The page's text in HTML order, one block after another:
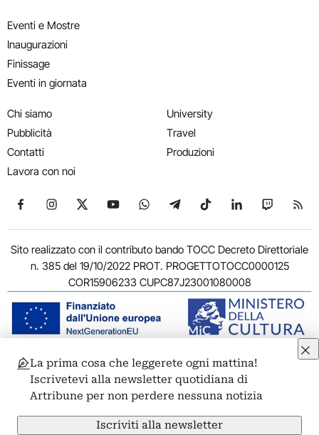
Eventi e Mostre
Inaugurazioni
Finissage
Eventi in giornata
Chi siamo
Pubblicità
Contatti
Lavora con noi
University
Travel
Produzioni
Seguici su Facebook
Seguici su Instagram
Seguici su X
Seguici su YouTube
Seguici su WhatsApp
Seguici su Telegram
Seguici su TikTok
Seguici su
Seguici
Sito realizzato con il contributo bando TOCC Decreto Direttoriale
n. 385 del 19/10/2022 PROT. PROGETTOTOCC0000125
COR15906233 CUPC87J23001080008
© 2011-2026 ARTRIBUNE srl – Corso Vittorio Emanuele II, 287 –
00186 Roma - P.I. 11381581005
Privacy: Responsabile della protezione dei dati personali
ARTRIBUNE srl – Corso Vittorio Emanuele II, 287 – 00186 Roma
La prima cosa che leggerete ogni mattina!
Iscrivetevi alla newsletter quotidiana di
Artribune per non perdere nessuna notizia
Iscriviti alla newsletter